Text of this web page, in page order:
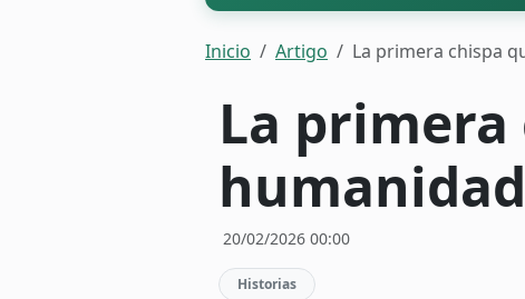
Inicio Artigo La primera chispa
La
humanidad
20/02/2026 00:00
Historias